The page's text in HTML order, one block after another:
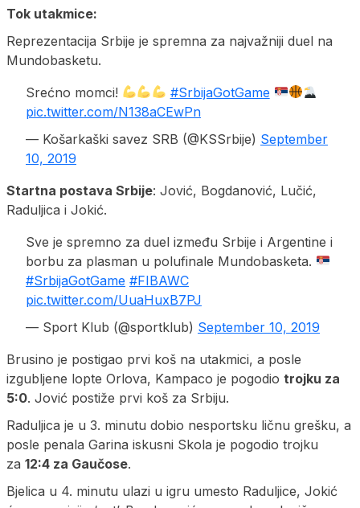
Tok utakmice:
Reprezentacija Srbije je spremna za najvažniji duel na
Mundobasketu.
Srećno momci!
#SrbijaGotGame
pic.twitter.com/N138aCEwPn
— Košarkaški savez SRB (@KSSrbije) September
10, 2019
Startna postava Srbije: Jović, Bogdanović, Lučić,
Raduljica i Jokić.
Sve je spremno za duel između Srbije i Argentine i
borbu za plasman u polufinale Mundobasketa.
#SrbijaGotGame #FIBAWC
pic.twitter.com/UuaHuxB7PJ
— Sport Klub (@sportklub) September 10, 2019
Brusino je postigao prvi koš na utakmici, a posle
izgubljene lopte Orlova, Kampaco je pogodio trojku za
5:0. Jović postiže prvi koš za Srbiju.
Raduljica je u 3. minutu dobio nesportsku ličnu grešku, a
posle penala Garina iskusni Skola je pogodio trojku
za 12:4 za Gaučose.
Bjelica u 4. minutu ulazi u igru umesto Raduljice, Jokić